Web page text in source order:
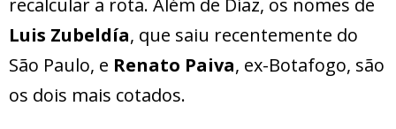
Luis Zubeldía, que saiu recentemente do
São Paulo, e Renato Paiva, ex-Botafogo, são
os dois mais cotados.